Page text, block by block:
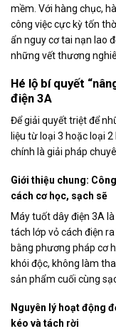
mềm. Với hàng chục,
công việc cực kỳ tốn
ẩn nguy cơ tai nạn lao
những vết thương
Hé lộ bí quyết
điện 3A
Để giải quyết triệt để
liệu từ loại 3 hoặc loại
chính là giải pháp
Giới thiệu chung:
cách cơ học, sạch sẽ
Máy tuốt dây điện 3A
tách lớp vỏ cách điện
bằng phương pháp cơ
khói độc, không làm
sản phẩm cuối cùng
Nguyên lý hoạt động
kéo và tách rời